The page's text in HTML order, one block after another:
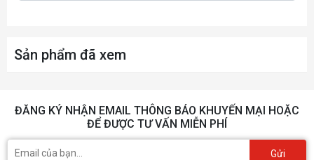
Sản phẩm đã xem
ĐĂNG KÝ NHẬN EMAIL THÔNG BÁO KHUYẾN MẠI HOẶC
ĐỂ ĐƯỢC TƯ VẤN MIỄN PHÍ
Gửi